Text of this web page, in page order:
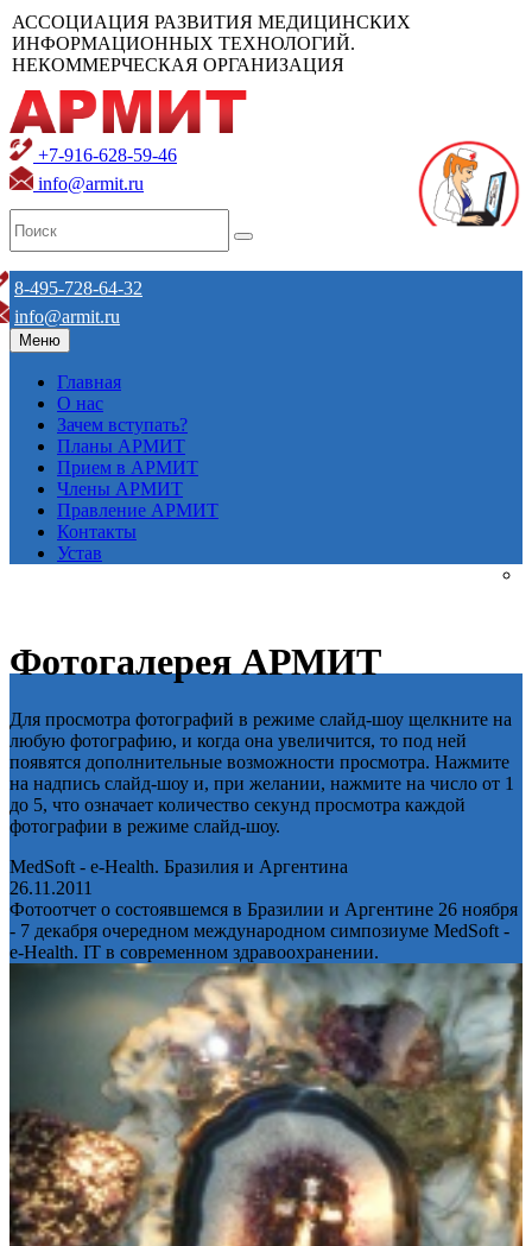
АССОЦИАЦИЯ РАЗВИТИЯ МЕДИЦИНСКИХ
ИНФОРМАЦИОННЫХ ТЕХНОЛОГИЙ.
НЕКОММЕРЧЕСКАЯ ОРГАНИЗАЦИЯ
+7-916-628-59-46
info@armit.ru
8-495-728-64-32
info@armit.ru
Меню
Главная
О нас
Зачем вступать?
Планы АРМИТ
Прием в АРМИТ
Члены АРМИТ
Правление АРМИТ
Контакты
Устав
Фотогалерея АРМИТ
Для просмотра фотографий в режиме слайд-шоу щелкните на
любую фотографию, и когда она увеличится, то под ней
появятся дополнительные возможности просмотра. Нажмите
на надпись слайд-шоу и, при желании, нажмите на число от 1
до 5, что означает количество секунд просмотра каждой
фотографии в режиме слайд-шоу.
MedSoft - e-Health. Бразилия и Аргентина
26.11.2011
Фотоотчет о состоявшемся в Бразилии и Аргентине 26 ноября
- 7 декабря очередном международном симпозиуме MedSoft -
e-Health. IT в современном здравоохранении.